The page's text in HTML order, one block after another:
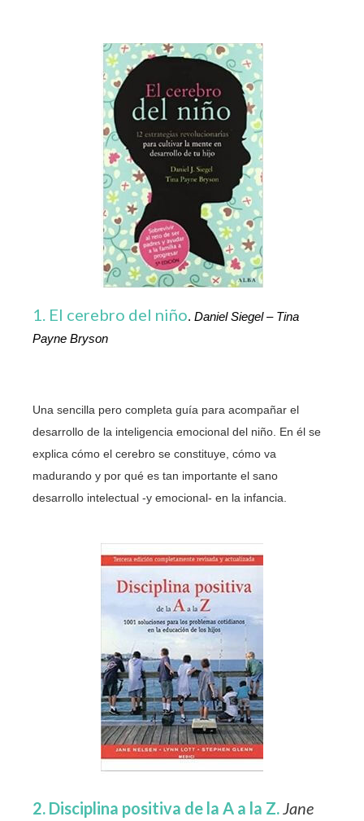
1. El cerebro del niño. Daniel Siegel – Tina
Payne Bryson
Una sencilla pero completa guía para acompañar el
desarrollo de la inteligencia emocional del niño. En él se
explica cómo el cerebro se constituye, cómo va
madurando y por qué es tan importante el sano
desarrollo intelectual -y emocional- en la infancia.
2. Disciplina positiva de la A a la Z.Jane